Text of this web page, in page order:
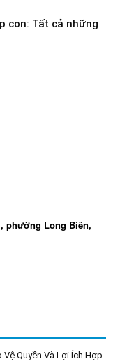
con: Tất cả những
phường Long Biên,
Quyền Và Lợi Ích Hợp